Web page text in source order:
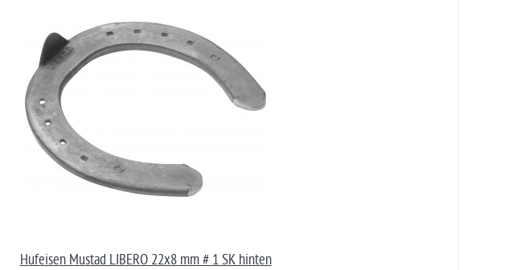
Hufeisen Mustad LIBERO 22x8 mm # 1 SK hinten